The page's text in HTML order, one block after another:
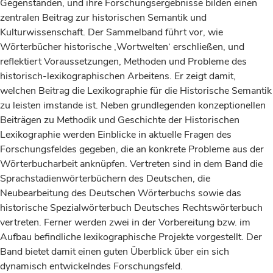
Gegenständen, und ihre Forschungsergebnisse bilden einen
zentralen Beitrag zur historischen Semantik und
Kulturwissenschaft. Der Sammelband führt vor, wie
Wörterbücher historische ‚Wortwelten‘ erschließen, und
reflektiert Voraussetzungen, Methoden und Probleme des
historisch-lexikographischen Arbeitens. Er zeigt damit,
welchen Beitrag die Lexikographie für die Historische Semantik
zu leisten imstande ist. Neben grundlegenden konzeptionellen
Beiträgen zu Methodik und Geschichte der Historischen
Lexikographie werden Einblicke in aktuelle Fragen des
Forschungsfeldes gegeben, die an konkrete Probleme aus der
Wörterbucharbeit anknüpfen. Vertreten sind in dem Band die
Sprachstadienwörterbüchern des Deutschen, die
Neubearbeitung des Deutschen Wörterbuchs sowie das
historische Spezialwörterbuch Deutsches Rechtswörterbuch
vertreten. Ferner werden zwei in der Vorbereitung bzw. im
Aufbau befindliche lexikographische Projekte vorgestellt. Der
Band bietet damit einen guten Überblick über ein sich
dynamisch entwickelndes Forschungsfeld.